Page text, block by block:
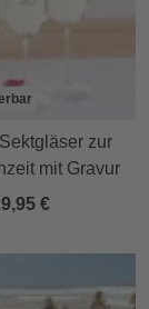
zur
mit Gravur
€